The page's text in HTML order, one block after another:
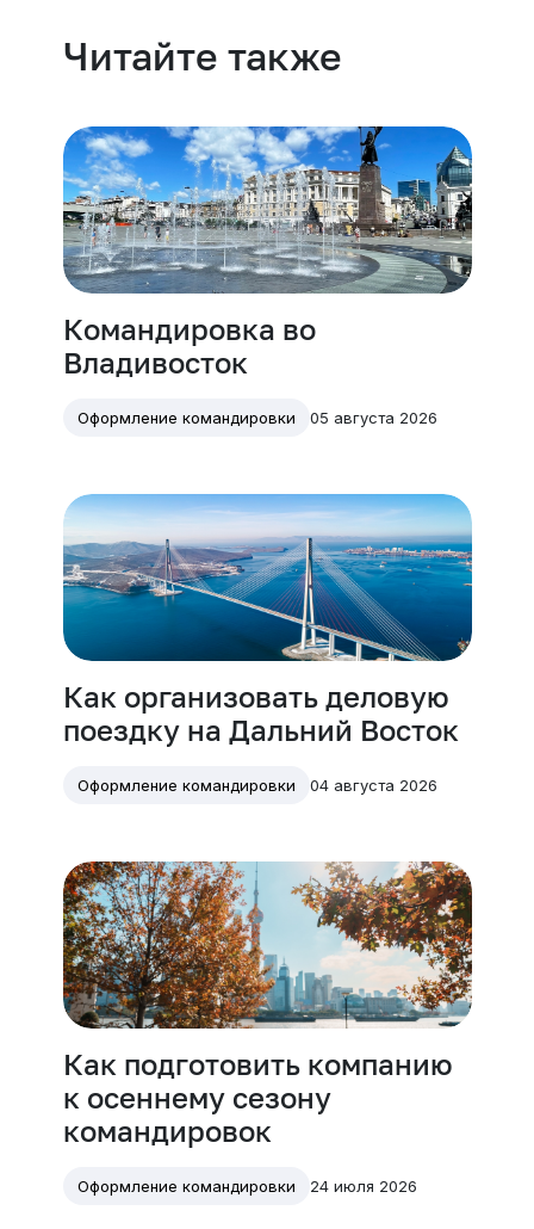
Читайте также
Командировка во
Владивосток
Оформление командировки 05 августа 2026
Как организовать деловую
поездку на Дальний Восток
Оформление командировки 04 августа 2026
Как подготовить компанию
к осеннему сезону
командировок
Оформление командировки 24 июля 2026